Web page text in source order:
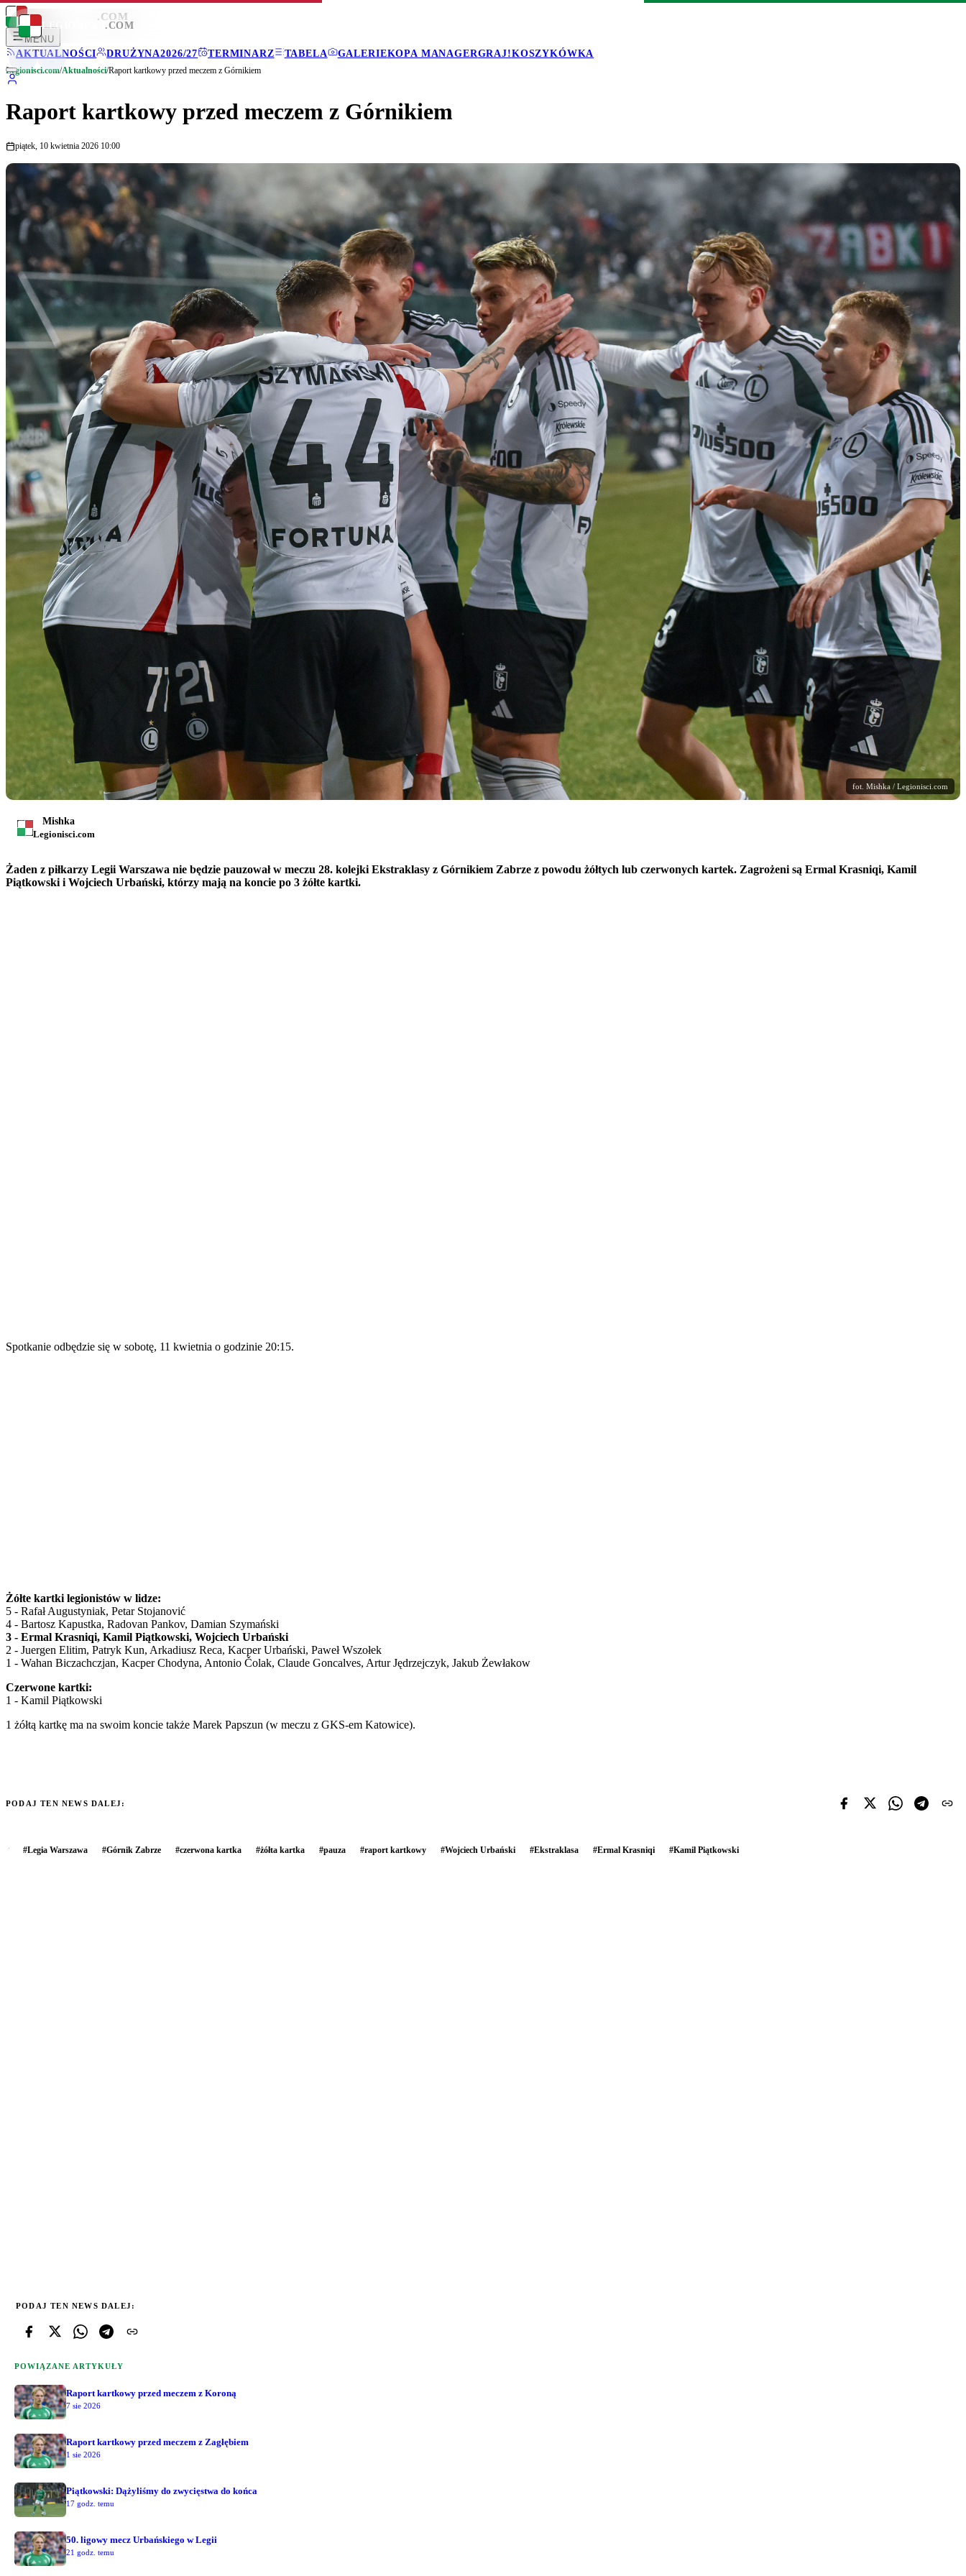
LEGIONISCI .COM
MENU
AKTUALNOŚCI
DRUŻYNA2026/27 TERMINARZ TABELA GALERIEKOPA MANAGERGRAJ!KOSZYKÓWKA
LEGIONISCI .COM
Legionisci.com/Aktualności/Raport kartkowy przed meczem z Górnikiem
Raport kartkowy przed meczem z Górnikiem
piątek, 10 kwietnia 2026 10:00
fot. Mishka / Legionisci.com
Mishka
Legionisci.com
Żaden z piłkarzy Legii Warszawa nie będzie pauzował w meczu 28. kolejki Ekstraklasy z Górnikiem Zabrze z powodu żółtych lub czerwonych kartek. Zagrożeni są Ermal Krasniqi, Kamil
Piątkowski i Wojciech Urbański, którzy mają na koncie po 3 żółte kartki.
Spotkanie odbędzie się w sobotę, 11 kwietnia o godzinie 20:15.
Żółte kartki legionistów w lidze:
5 - Rafał Augustyniak, Petar Stojanović
4 - Bartosz Kapustka, Radovan Pankov, Damian Szymański
3 - Ermal Krasniqi, Kamil Piątkowski, Wojciech Urbański
2 - Juergen Elitim, Patryk Kun, Arkadiusz Reca, Kacper Urbański, Paweł Wszołek
1 - Wahan Biczachczjan, Kacper Chodyna, Antonio Čolak, Claude Goncalves, Artur Jędrzejczyk, Jakub Żewłakow
Czerwone kartki:
1 - Kamil Piątkowski
1 żółtą kartkę ma na swoim koncie także Marek Papszun (w meczu z GKS-em Katowice).
PODAJ TEN NEWS DALEJ:
#Legia Warszawa #Górnik Zabrze #czerwona kartka #żółta kartka #pauza #raport kartkowy #Wojciech Urbański #Ekstraklasa #Ermal Krasniqi #Kamil Piątkowski
PODAJ TEN NEWS DALEJ:
POWIĄZANE ARTYKUŁY
Raport kartkowy przed meczem z Koroną
7 sie 2026
Raport kartkowy przed meczem z Zagłębiem
1 sie 2026
Piątkowski: Dążyliśmy do zwycięstwa do końca
17 godz. temu
50. ligowy mecz Urbańskiego w Legii
21 godz. temu